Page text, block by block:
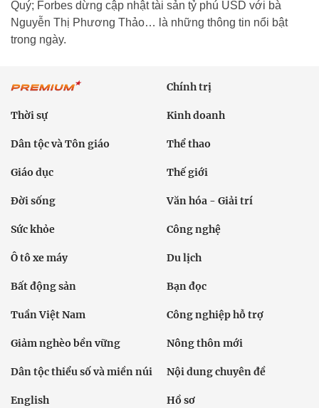
Quý; Forbes dừng cập nhật tài sản tỷ phú USD với bà
Nguyễn Thị Phương Thảo… là những thông tin nổi bật
trong ngày.
Chính trị
Thời sự Kinh doanh
Dân tộc và Tôn giáo Thể thao
Giáo dục Thế giới
Đời sống Văn hóa - Giải trí
Sức khỏe Công nghệ
Ô tô xe máy Du lịch
Bất động sản Bạn đọc
Tuần Việt Nam Công nghiệp hỗ trợ
Giảm nghèo bền vững Nông thôn mới
Dân tộc thiểu số và miền núi Nội dung chuyên đề
English Hồ sơ